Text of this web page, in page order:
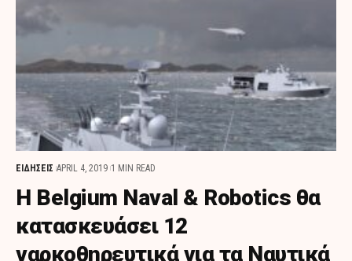
ΕΙΔΗΣΕΙΣ APRIL 4, 2019 1 MIN READ
Η Belgium Naval & Robotics θα
κατασκευάσει 12
ναρκοθηρευτικά για τα Ναυτικά